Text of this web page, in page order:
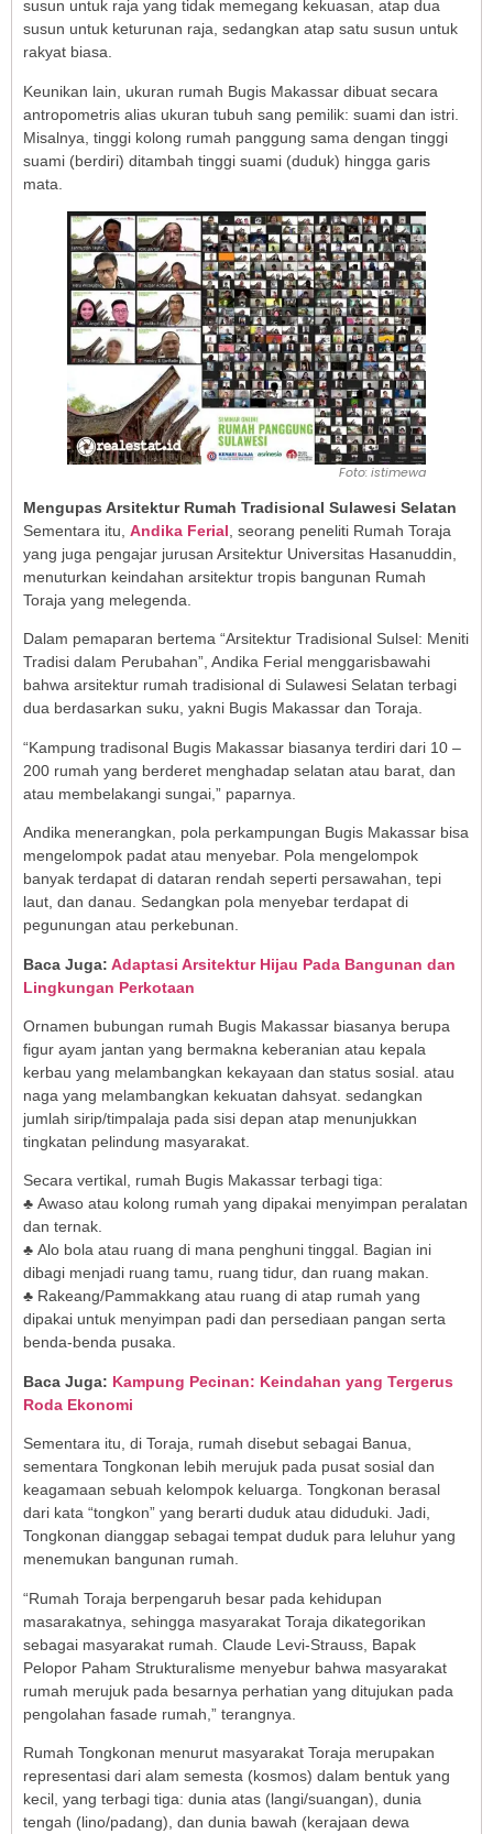
susun untuk raja yang tidak memegang kekuasan, atap dua
susun untuk keturunan raja, sedangkan atap satu susun untuk
rakyat biasa.
Keunikan lain, ukuran rumah Bugis Makassar dibuat secara
antropometris alias ukuran tubuh sang pemilik: suami dan istri.
Misalnya, tinggi kolong rumah panggung sama dengan tinggi
suami (berdiri) ditambah tinggi suami (duduk) hingga garis
mata.
Foto: istimewa
Mengupas Arsitektur Rumah Tradisional Sulawesi Selatan
Sementara itu, Andika Ferial , seorang peneliti Rumah Toraja
yang juga pengajar jurusan Arsitektur Universitas Hasanuddin,
menuturkan keindahan arsitektur tropis bangunan Rumah
Toraja yang melegenda.
Dalam pemaparan bertema “Arsitektur Tradisional Sulsel: Meniti
Tradisi dalam Perubahan”, Andika Ferial menggarisbawahi
bahwa arsitektur rumah tradisional di Sulawesi Selatan terbagi
dua berdasarkan suku, yakni Bugis Makassar dan Toraja.
“Kampung tradisonal Bugis Makassar biasanya terdiri dari 10 –
200 rumah yang berderet menghadap selatan atau barat, dan
atau membelakangi sungai,” paparnya.
Andika menerangkan, pola perkampungan Bugis Makassar bisa
mengelompok padat atau menyebar. Pola mengelompok
banyak terdapat di dataran rendah seperti persawahan, tepi
laut, dan danau. Sedangkan pola menyebar terdapat di
pegunungan atau perkebunan.
Baca Juga: Adaptasi Arsitektur Hijau Pada Bangunan dan
Lingkungan Perkotaan
Ornamen bubungan rumah Bugis Makassar biasanya berupa
figur ayam jantan yang bermakna keberanian atau kepala
kerbau yang melambangkan kekayaan dan status sosial. atau
naga yang melambangkan kekuatan dahsyat. sedangkan
jumlah sirip/timpalaja pada sisi depan atap menunjukkan
tingkatan pelindung masyarakat.
Secara vertikal, rumah Bugis Makassar terbagi tiga:
♣ Awaso atau kolong rumah yang dipakai menyimpan peralatan
dan ternak.
♣ Alo bola atau ruang di mana penghuni tinggal. Bagian ini
dibagi menjadi ruang tamu, ruang tidur, dan ruang makan.
♣ Rakeang/Pammakkang atau ruang di atap rumah yang
dipakai untuk menyimpan padi dan persediaan pangan serta
benda-benda pusaka.
Baca Juga: Kampung Pecinan: Keindahan yang Tergerus
Roda Ekonomi
Sementara itu, di Toraja, rumah disebut sebagai Banua,
sementara Tongkonan lebih merujuk pada pusat sosial dan
keagamaan sebuah kelompok keluarga. Tongkonan berasal
dari kata “tongkon” yang berarti duduk atau diduduki. Jadi,
Tongkonan dianggap sebagai tempat duduk para leluhur yang
menemukan bangunan rumah.
“Rumah Toraja berpengaruh besar pada kehidupan
masarakatnya, sehingga masyarakat Toraja dikategorikan
sebagai masyarakat rumah. Claude Levi-Strauss, Bapak
Pelopor Paham Strukturalisme menyebur bahwa masyarakat
rumah merujuk pada besarnya perhatian yang ditujukan pada
pengolahan fasade rumah,” terangnya.
Rumah Tongkonan menurut masyarakat Toraja merupakan
representasi dari alam semesta (kosmos) dalam bentuk yang
kecil, yang terbagi tiga: dunia atas (langi/suangan), dunia
tengah (lino/padang), dan dunia bawah (kerajaan dewa